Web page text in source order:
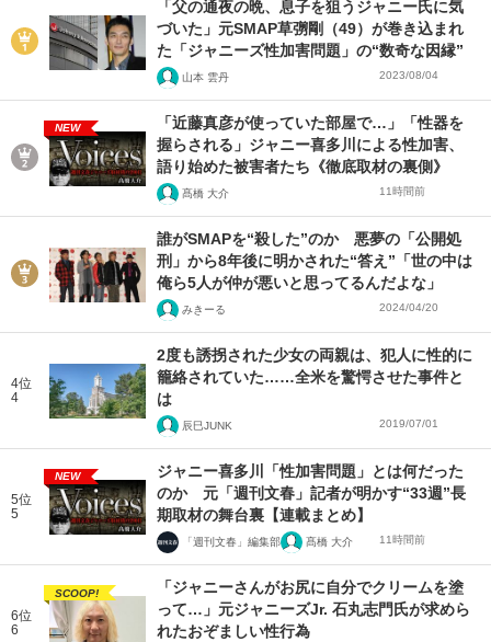
「父の通夜の晩、息子を狙うジャニー氏に気
づいた」元SMAP草彅剛（49）が巻き込まれ
た「ジャニーズ性加害問題」の“数奇な因縁”
山本 雲丹 2023/08/04
NEW
「近藤真彦が使っていた部屋で…」「性器を
握らされる」ジャニー喜多川による性加害、
語り始めた被害者たち《徹底取材の裏側》
髙橋 大介 11時間前
誰がSMAPを“殺した”のか 悪夢の「公開処
刑」から8年後に明かされた“答え”「世の中は
俺ら5人が仲が悪いと思ってるんだよな」
みきーる 2024/04/20
4位
4
2度も誘拐された少女の両親は、犯人に性的に
籠絡されていた……全米を驚愕させた事件と
は
辰巳JUNK 2019/07/01
5位
5
NEW
ジャニー喜多川「性加害問題」とは何だった
のか 元「週刊文春」記者が明かす“33週”長
期取材の舞台裏【連載まとめ】
「週刊文春」編集部 髙橋 大介 11時間前
6位
6
SCOOP!
「ジャニーさんがお尻に自分でクリームを塗
って…」元ジャニーズJr. 石丸志門氏が求めら
れたおぞましい性行為